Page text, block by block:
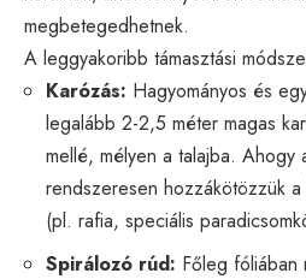
megbetegedhetnek.
A leggyakoribb támasztási
Karózás: Hagyományos és
legalább 2-2,5 méter magas
mellé, mélyen a talajba. Ahogy
rendszeresen hozzákötözzük
(pl. rafia, speciális
Spirálozó rúd: Főleg fóliában